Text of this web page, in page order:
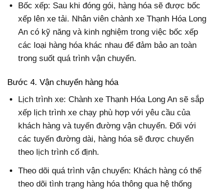
Bốc xếp: Sau khi đóng gói, hàng hóa sẽ được bốc
xếp lên xe tải. Nhân viên chành xe Thạnh Hóa Long
An có kỹ năng và kinh nghiệm trong việc bốc xếp
các loại hàng hóa khác nhau để đảm bảo an toàn
trong suốt quá trình vận chuyển.
Bước 4. Vận chuyển hàng hóa
Lịch trình xe: Chành xe Thạnh Hóa Long An sẽ sắp
xếp lịch trình xe chạy phù hợp với yêu cầu của
khách hàng và tuyến đường vận chuyển. Đối với
các tuyến đường dài, hàng hóa sẽ được chuyển
theo lịch trình cố định.
Theo dõi quá trình vận chuyển: Khách hàng có thể
theo dõi tình trạng hàng hóa thông qua hệ thống